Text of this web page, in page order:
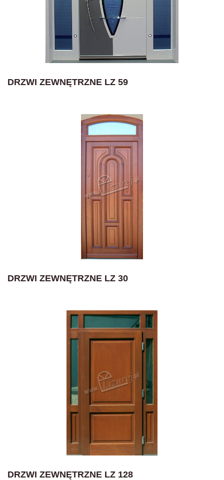
DRZWI ZEWNĘTRZNE LZ 59
DRZWI ZEWNĘTRZNE LZ 30
DRZWI ZEWNĘTRZNE LZ 128